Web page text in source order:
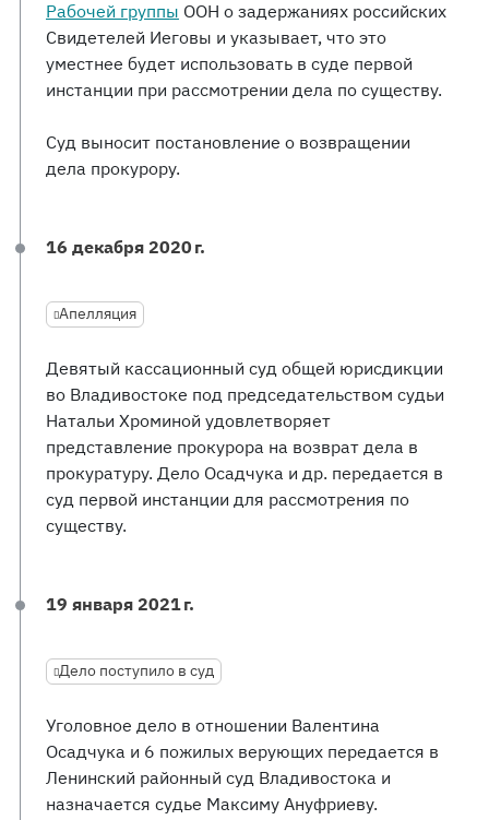
Рабочей группы ООН о задержаниях российских
Свидетелей Иеговы и указывает, что это
уместнее будет использовать в суде первой
инстанции при рассмотрении дела по существу.
Суд выносит постановление о возвращении
дела прокурору.
16 декабря 2020 г.
Апелляция
Девятый кассационный суд общей юрисдикции
во Владивостоке под председательством судьи
Натальи Хроминой удовлетворяет
представление прокурора на возврат дела в
прокуратуру. Дело Осадчука и др. передается в
суд первой инстанции для рассмотрения по
существу.
19 января 2021 г.
Дело поступило в суд
Уголовное дело в отношении Валентина
Осадчука и 6 пожилых верующих передается в
Ленинский районный суд Владивостока и
назначается судье Максиму Ануфриеву.